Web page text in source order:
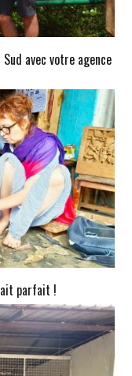
avec votre agence
parfait !